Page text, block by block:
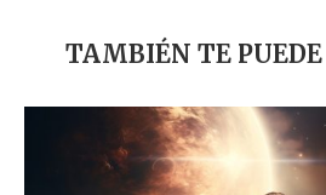
TAMBIÉN TE